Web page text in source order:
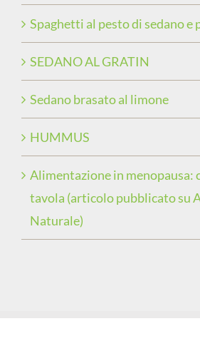
Spaghetti al pesto di sedano e
SEDANO AL GRATIN
Sedano brasato al limone
HUMMUS
Alimentazione in menopausa:
tavola (articolo pubblicato su
Naturale)